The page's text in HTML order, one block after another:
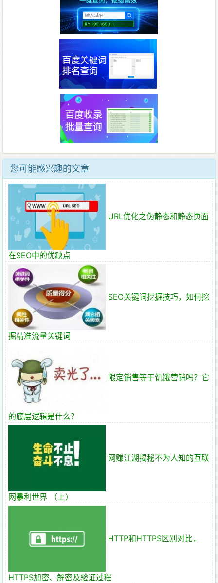
您可能感兴趣的文章
URL优化之伪静态和静态页面
在SEO中的优缺点
SEO关键词挖掘技巧，如何挖
掘精准流量关键词
限定销售等于饥饿营销吗？它
的底层逻辑是什么？
网赚江湖揭秘不为人知的互联
网暴利世界 （上）
HTTP和HTTPS区别对比，
HTTPS加密、解密及验证过程